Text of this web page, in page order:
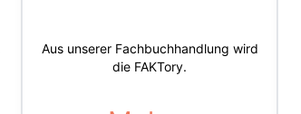
Aus unserer Fachbuchhandlung wird
die FAKTory.